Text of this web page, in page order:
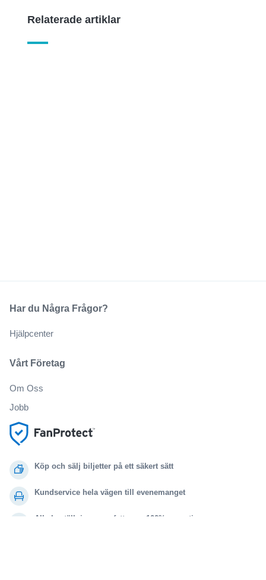
Relaterade artiklar
Köp och sälj biljetter på ett säkert sätt
Kundservice hela vägen till evenemanget
Alla beställningar omfattas av 100% garanti
Vårt Företag
Om Oss
Jobb
Har du Några Frågor?
Hjälpcenter